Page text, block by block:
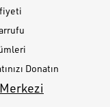
Donatın